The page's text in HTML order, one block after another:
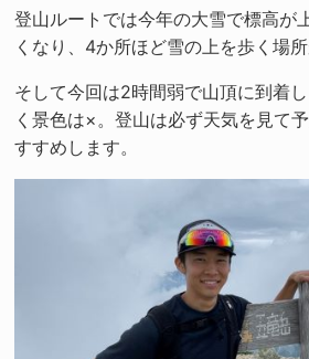
登山ルートでは今年の大雪で標高が
くなり、4か所ほど雪の上を歩く場所
そして今回は2時間弱で山頂に到着
く景色は×。登山は必ず天気を見て
すすめします。